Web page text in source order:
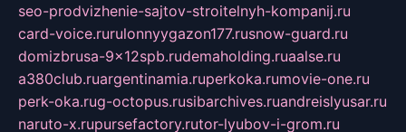
seo-prodvizhenie-sajtov-stroitelnyh-kompanij.ru
card-voice.rurulonnyygazon177.rusnow-guard.ru
domizbrusa-9x12spb.rudemaholding.ruaalse.ru
a380club.ruargentinamia.ruperkoka.rumovie-one.ru
perk-oka.rug-octopus.rusibarchives.ruandreislyusar.ru
naruto-x.rupursefactory.rutor-lyubov-i-grom.ru